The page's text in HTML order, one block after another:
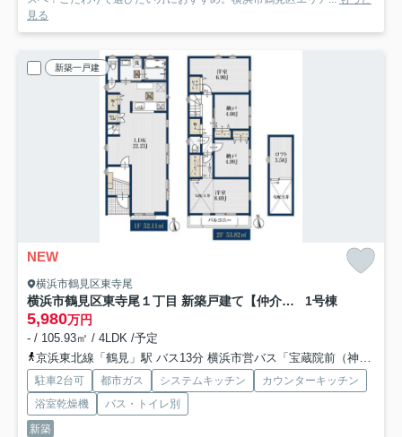
見る
新築一戸建
NEW
横浜市鶴見区東寺尾
横浜市鶴見区東寺尾１丁目 新築戸建て【仲介手数料無料】カースペース2台 1号棟
5,980万円
- / 105.93㎡ / 4LDK /予定
京浜東北線「鶴見」駅 バス13分 横浜市営バス「宝蔵院前（神奈川県）」 停歩2分
駐車2台可 都市ガス システムキッチン
カウンターキッチン
浴室乾燥機
バス・トイレ別
新築